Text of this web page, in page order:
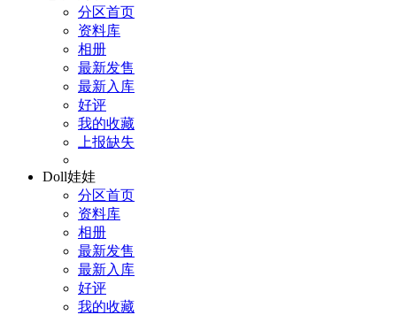
分区首页
资料库
相册
最新发售
最新入库
好评
我的收藏
上报缺失
Doll娃娃
分区首页
资料库
相册
最新发售
最新入库
好评
我的收藏